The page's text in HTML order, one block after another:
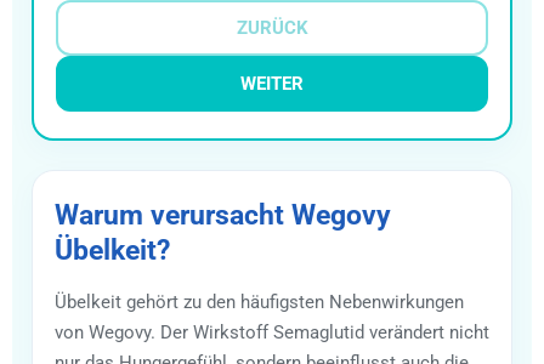
ZURÜCK
WEITER
Warum verursacht Wegovy
Übelkeit?
Übelkeit gehört zu den häufigsten Nebenwirkungen
von Wegovy. Der Wirkstoff Semaglutid verändert nicht